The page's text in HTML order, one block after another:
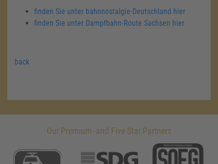
finden Sie unter bahnnostalgie-Deutschland hier
finden Sie unter Dampfbahn-Route Sachsen hier
back
Our Premium- and Five-Star Partners